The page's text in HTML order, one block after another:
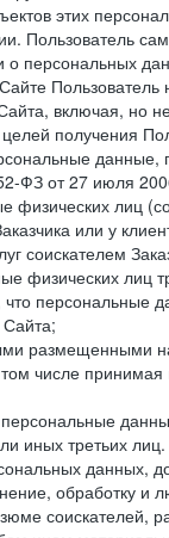
этих
Пользователь
о персональных
Пользователь
включая, но
получения
ФЗ от 27 июля
физических лиц
или у
соискателем
физических лиц
персональные
размещенными
числе принимая
иных третьих лиц.
данных,
обработку и